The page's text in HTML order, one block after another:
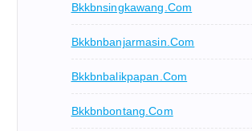
Bkkbnsingkawang.com
Bkkbnbanjarmasin.com
Bkkbnbalikpapan.com
Bkkbnbontang.com